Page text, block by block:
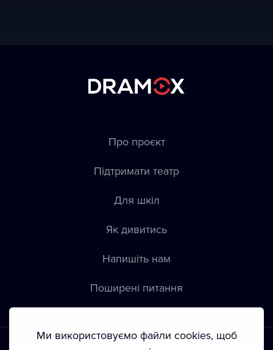
Про проєкт
Підтримати театр
Для шкіл
Як дивитись
Напишіть нам
Пoширені питання
Ми використовуємо файли cookies, щоб